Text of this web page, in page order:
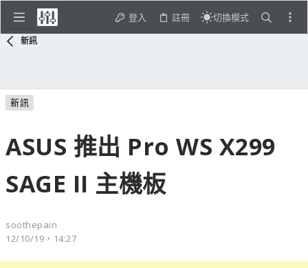
登入 註冊 切換模式
新訊
新訊
ASUS 推出 Pro WS X299
SAGE II 主機板
soothepain
12/10/19，14:27